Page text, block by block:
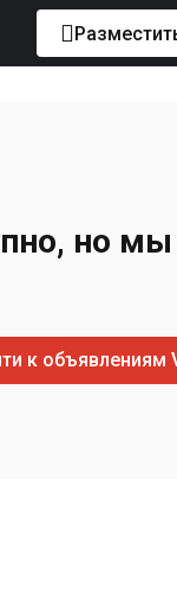
но
к объявлениям